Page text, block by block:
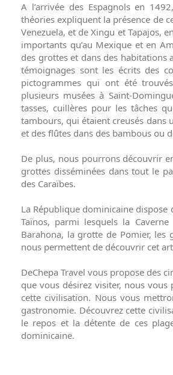
A l’arrivée des Espagnols en
théories expliquent la présence de
Venezuela, et de Xingu et Tapajos,
importants qu’au Mexique et en
des grottes et dans des
témoignages sont les écrits des
pictogrammes qui ont été
plusieurs musées à Saint-
tasses, cuillères pour les tâches
tambours, qui étaient creusés dans
et des flûtes dans des bambous ou
De plus, nous pourrons découvrir
grottes disséminées dans tout le
des Caraïbes.
La République dominicaine
Taïnos, parmi lesquels la
Barahona, la grotte de Pomier, les
nous permettent de découvrir cet
DeChepa Travel vous propose des
que vous désirez visiter, nous
cette civilisation. Nous vous
gastronomie. Découvrez cette
le repos et la détente de ces
dominicaine.